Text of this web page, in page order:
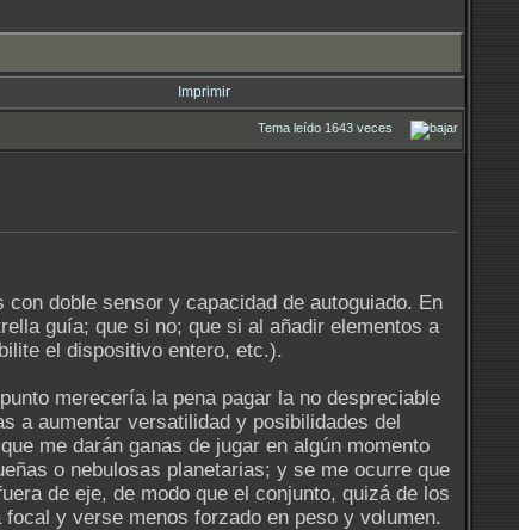
Imprimir
Tema leído 1643 veces
doble sensor y capacidad de autoguiado. En
guía; que si no; que si al añadir elementos a
el dispositivo entero, etc.).
merecería la pena pagar la no despreciable
a aumentar versatilidad y posibilidades del
me darán ganas de jugar en algún momento
o nebulosas planetarias; y se me ocurre que
de eje, de modo que el conjunto, quizá de los
y verse menos forzado en peso y volumen.